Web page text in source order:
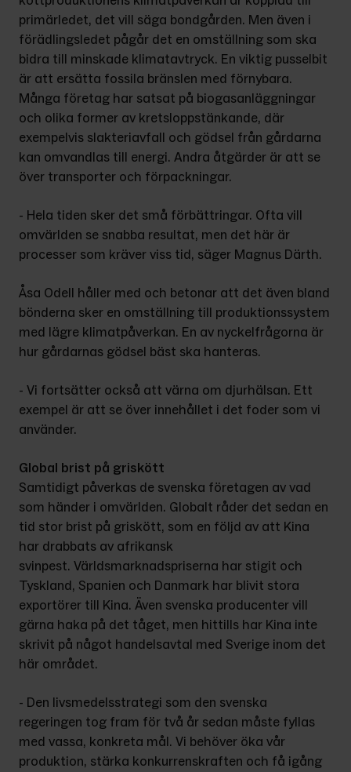
primärledet, det vill säga bondgården. Men även i
förädlingsledet pågår det en omställning som ska
bidra till minskade klimatavtryck. En viktig pusselbit
är att ersätta fossila bränslen med förnybara.
Många företag har satsat på biogasanläggningar
och olika former av kretsloppstänkande, där
exempelvis slakteriavfall och gödsel från gårdarna
kan omvandlas till energi. Andra åtgärder är att se
över transporter och förpackningar.
- Hela tiden sker det små förbättringar. Ofta vill
omvärlden se snabba resultat, men det här är
processer som kräver viss tid, säger Magnus Därth.
Åsa Odell håller med och betonar att det även bland
bönderna sker en omställning till produktionssystem
med lägre klimatpåverkan. En av nyckelfrågorna är
hur gårdarnas gödsel bäst ska hanteras.
- Vi fortsätter också att värna om djurhälsan. Ett
exempel är att se över innehållet i det foder som vi
använder.
Global brist på griskött
Samtidigt påverkas de svenska företagen av vad
som händer i omvärlden. Globalt råder det sedan en
tid stor brist på griskött, som en följd av att Kina
har drabbats av afrikansk
svinpest. Världsmarknadspriserna har stigit och
Tyskland, Spanien och Danmark har blivit stora
exportörer till Kina. Även svenska producenter vill
gärna haka på det tåget, men hittills har Kina inte
skrivit på något handelsavtal med Sverige inom det
här området.
- Den livsmedelsstrategi som den svenska
regeringen tog fram för två år sedan måste fyllas
med vassa, konkreta mål. Vi behöver öka vår
produktion, stärka konkurrenskraften och få igång